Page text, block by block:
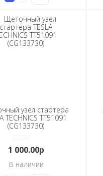
узел стартера
TECHNICS TT51091
(CG133730)
1 000.00р
В наличии